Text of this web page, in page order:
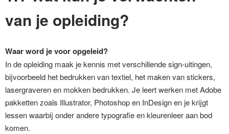
van je opleiding?
Waar word je voor opgeleid?
In de opleiding maak je kennis met verschillende sign-uitingen,
bijvoorbeeld het bedrukken van textiel, het maken van stickers,
lasergraveren en mokken bedrukken. Je leert werken met Adobe
pakketten zoals Illustrator, Photoshop en InDesign en je krijgt
lessen waarbij onder andere typografie en kleurenleer aan bod
komen.